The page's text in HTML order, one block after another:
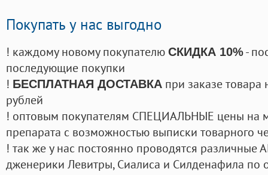
Покупать у нас выгодно
! каждому новому покупателю СКИДКА 10%-
последующие покупки
! БЕСПЛАТНАЯ ДОСТАВКА при заказе
рублей
! оптовым покупателям СПЕЦИАЛЬНЫЕ цены на
препарата с возможностью выписки товарного
! так же у нас постоянно проводятся
дженерики Левитры, Сиалиса и Силденафила по